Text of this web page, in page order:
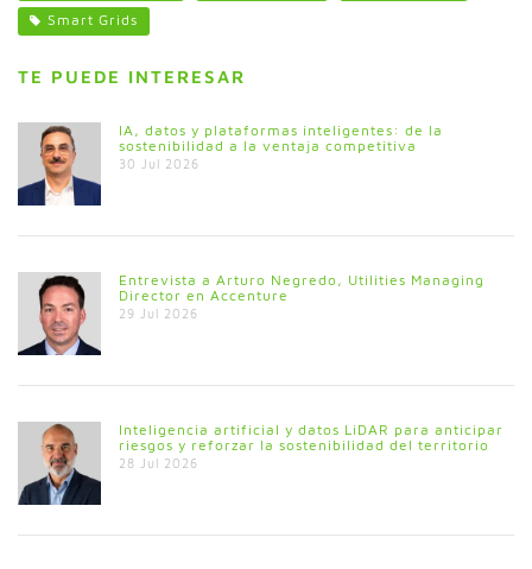
Smart Grids
TE PUEDE INTERESAR
IA, datos y plataformas inteligentes: de la
sostenibilidad a la ventaja competitiva
30 Jul 2026
Entrevista a Arturo Negredo, Utilities Managing
Director en Accenture
29 Jul 2026
Inteligencia artificial y datos LiDAR para anticipar
riesgos y reforzar la sostenibilidad del territorio
28 Jul 2026